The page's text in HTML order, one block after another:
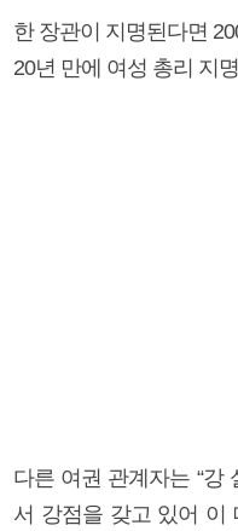
한 장관이 지명된다면
20년 만에 여성 총리 지
다른 여권 관계자는 “강
서 강점을 갖고 있어 이